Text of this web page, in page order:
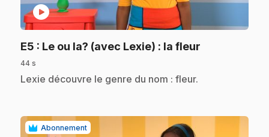
play_circle
E5 : Le ou la? (avec Lexie) : la fleur
44 s
.Lexie découvre le genre du nom : fleur.
Abonnement